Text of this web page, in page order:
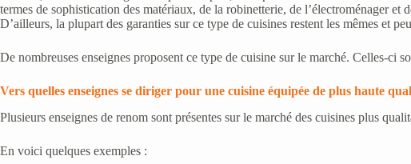
termes de sophistication des matériaux, de la robinetterie, de l’électroménager
D’ailleurs, la plupart des garanties sur ce type de cuisines restent les mêmes et
De nombreuses enseignes proposent ce type de cuisine sur le marché. Celles-
Vers quelles enseignes se diriger pour une cuisine équipée de plus haute
Plusieurs enseignes de renom sont présentes sur le marché des cuisines plus
En voici quelques exemples :